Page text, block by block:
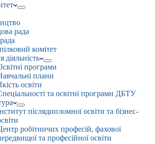
рада
комітет
діяльність
програми
плани
освіти
та освітні програми ДБТУ
післядипломної освіти та бізнес-
робітничих професій, фахової
та професійної освіти